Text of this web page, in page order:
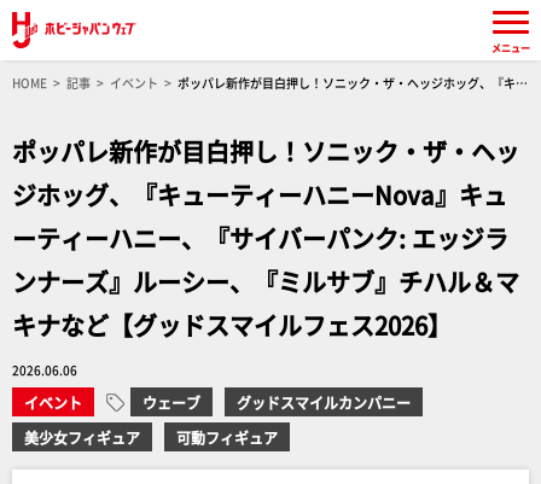
HOME 記事 イベント
ポッパレ新作が目白押し！ソニック・ザ・ヘッジホッグ、『キュ
ポッパレ新作が目白押し！ソニック・ザ・ヘッ
ジホッグ、『キューティーハニーNova』キュ
ーティーハニー、『サイバーパンク: エッジラ
ンナーズ』ルーシー、『ミルサブ』チハル＆マ
キナなど【グッドスマイルフェス2026】
2026.06.06
イベント ウェーブ
グッドスマイルカンパニー
美少女フィギュア
可動フィギュア
メニュー